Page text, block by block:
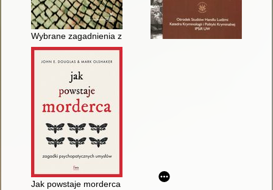
Wybrane zagadnienia z nauk penalnych
Jak powstaje morderca : zagadki psychopatycznych umysłów